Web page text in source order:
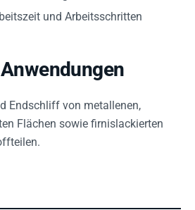
und Arbeitsschritten
Endschliff von metallenen,
Flächen sowie firnislackierten